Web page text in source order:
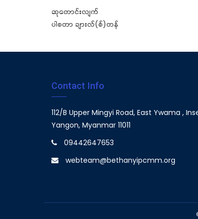
ဆုတောင်းလျက်
ပါစတာ ချားလ်(စ်)တန်
Contact Info
112/B Upper Mingyi Road, East Ywama ,
Yangon, Myanmar 11011
09442647653
webteam@bethanyipcmm.org